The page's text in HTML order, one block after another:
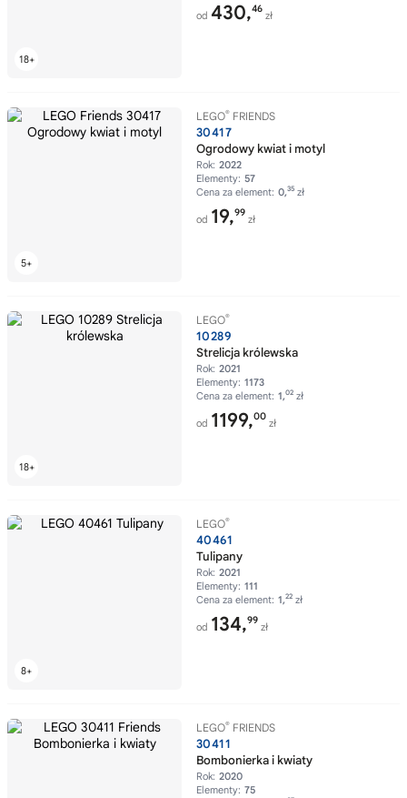
od 430,46
zł
LEGO® FRIENDS
30417
Ogrodowy kwiat i motyl
Rok: 2022
Elementy: 57
Cena za element: 0,35 zł
od 19,99
zł
LEGO®
10289
Strelicja królewska
Rok: 2021
Elementy: 1173
Cena za element: 1,02 zł
od 1199,00
zł
LEGO®
40461
Tulipany
Rok: 2021
Elementy: 111
Cena za element: 1,22 zł
od 134,99
zł
LEGO® FRIENDS
30411
Bombonierka i kwiaty
Rok: 2020
Elementy: 75